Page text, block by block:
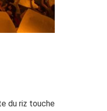
du riz touche